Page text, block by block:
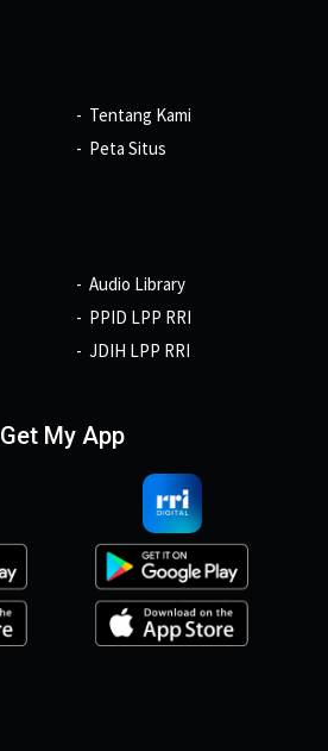
Tentang Kami
Peta Situs
Audio Library
PPID LPP RRI
JDIH LPP RRI
Get My App